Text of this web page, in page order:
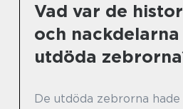
Vad var de
och
utdöda
De utdöda zebrorna